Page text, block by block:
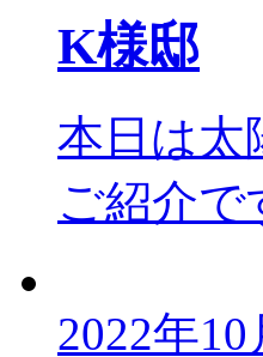
K様邸
本日は太
ご紹介で
2022年10